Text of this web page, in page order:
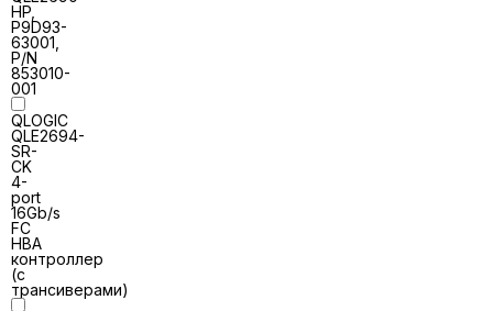
HP,
P9D93-
63001,
P/N
853010-
001
QLOGIC
QLE2694-
SR-
CK
4-
port
16Gb/s
FC
HBA
контроллер
(с
трансиверами)